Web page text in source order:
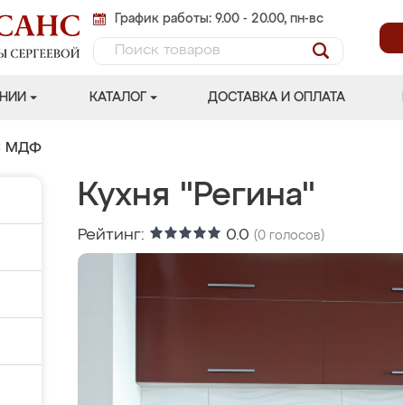
График работы: 9.00 - 20.00, пн-вс
КАТАЛОГ ДОСТАВКА И ОПЛАТА
МДФ
Кухня "Регина"
Рейтинг: 0.0 (0 голосов)